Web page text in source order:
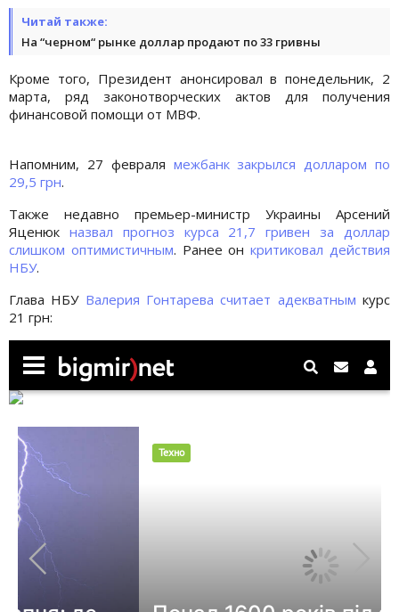
Читай также:
На “черном“ рынке доллар продают по 33 гривны
Кроме того, Президент анонсировал в понедельник, 2
марта, ряд законотворческих актов для получения
финансовой помощи от МВФ.
Напомним, 27 февраля межбанк закрылся долларом по
29,5 грн.
Также недавно премьер-министр Украины Арсений
Яценюк назвал прогноз курса 21,7 гривен за доллар
слишком оптимистичным. Ранее онкритиковал действия
НБУ.
Глава НБУ Валерия Гонтарева считает адекватным курс
21 грн: